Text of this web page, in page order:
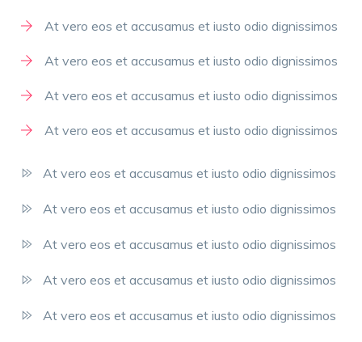
At vero eos et accusamus et iusto odio dignissimos
At vero eos et accusamus et iusto odio dignissimos
At vero eos et accusamus et iusto odio dignissimos
At vero eos et accusamus et iusto odio dignissimos
At vero eos et accusamus et iusto odio dignissimos
At vero eos et accusamus et iusto odio dignissimos
At vero eos et accusamus et iusto odio dignissimos
At vero eos et accusamus et iusto odio dignissimos
At vero eos et accusamus et iusto odio dignissimos